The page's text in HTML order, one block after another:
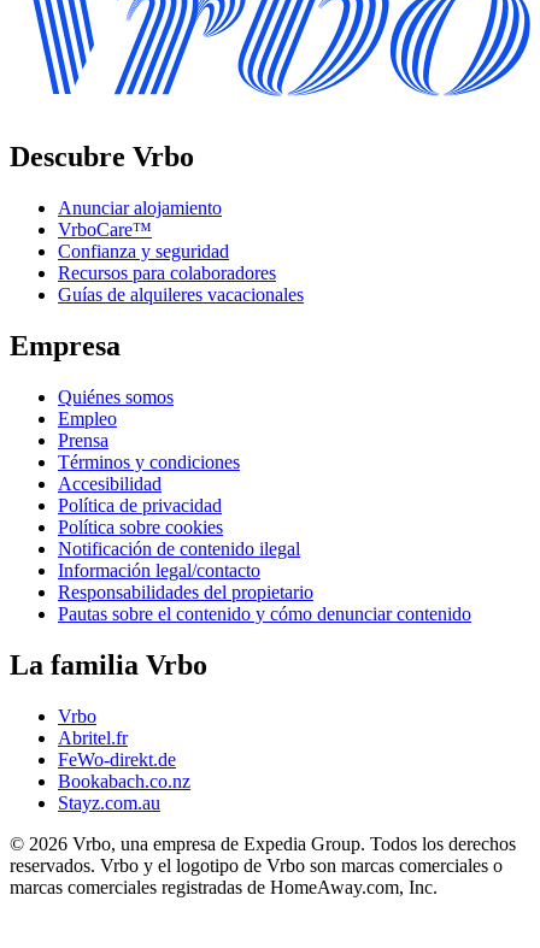
Descubre Vrbo
Anunciar alojamiento
VrboCare™
Confianza y seguridad
Recursos para colaboradores
Guías de alquileres vacacionales
Empresa
Quiénes somos
Empleo
Prensa
Términos y condiciones
Accesibilidad
Política de privacidad
Política sobre cookies
Notificación de contenido ilegal
Información legal/contacto
Responsabilidades del propietario
Pautas sobre el contenido y cómo denunciar contenido
La familia Vrbo
Vrbo
Abritel.fr
FeWo-direkt.de
Bookabach.co.nz
Stayz.com.au
© 2026 Vrbo, una empresa de Expedia Group. Todos los derechos
reservados. Vrbo y el logotipo de Vrbo son marcas comerciales o
marcas comerciales registradas de HomeAway.com, Inc.